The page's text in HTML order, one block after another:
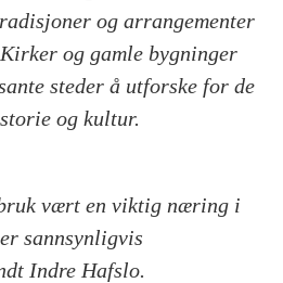
og arrangementer
og gamle bygninger
steder å utforske for de
og kultur.
vært en viktig næring i
sannsynligvis
Indre Hafslo.